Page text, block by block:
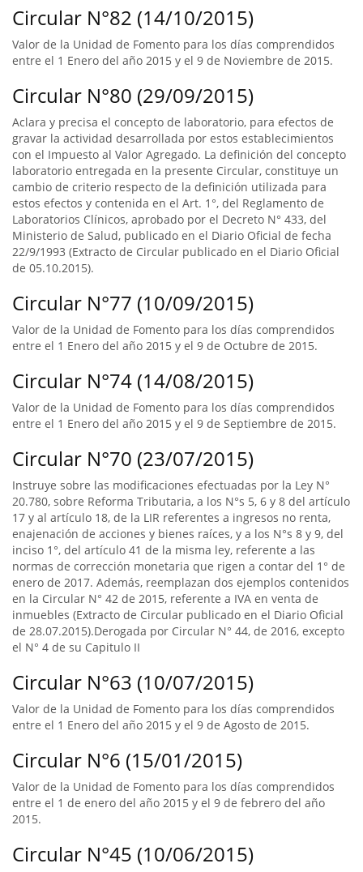
Circular N°82 (14/10/2015)
Valor de la Unidad de Fomento para los días comprendidos
entre el 1 Enero del año 2015 y el 9 de Noviembre de 2015.
Circular N°80 (29/09/2015)
Aclara y precisa el concepto de laboratorio, para efectos de
gravar la actividad desarrollada por estos establecimientos
con el Impuesto al Valor Agregado. La definición del concepto
laboratorio entregada en la presente Circular, constituye un
cambio de criterio respecto de la definición utilizada para
estos efectos y contenida en el Art. 1°, del Reglamento de
Laboratorios Clínicos, aprobado por el Decreto N° 433, del
Ministerio de Salud, publicado en el Diario Oficial de fecha
22/9/1993 (Extracto de Circular publicado en el Diario Oficial
de 05.10.2015).
Circular N°77 (10/09/2015)
Valor de la Unidad de Fomento para los días comprendidos
entre el 1 Enero del año 2015 y el 9 de Octubre de 2015.
Circular N°74 (14/08/2015)
Valor de la Unidad de Fomento para los días comprendidos
entre el 1 Enero del año 2015 y el 9 de Septiembre de 2015.
Circular N°70 (23/07/2015)
Instruye sobre las modificaciones efectuadas por la Ley N°
20.780, sobre Reforma Tributaria, a los N°s 5, 6 y 8 del artículo
17 y al artículo 18, de la LIR referentes a ingresos no renta,
enajenación de acciones y bienes raíces, y a los N°s 8 y 9, del
inciso 1°, del artículo 41 de la misma ley, referente a las
normas de corrección monetaria que rigen a contar del 1° de
enero de 2017. Además, reemplazan dos ejemplos contenidos
en la Circular N° 42 de 2015, referente a IVA en venta de
inmuebles (Extracto de Circular publicado en el Diario Oficial
de 28.07.2015).Derogada por Circular N° 44, de 2016, excepto
el N° 4 de su Capitulo II
Circular N°63 (10/07/2015)
Valor de la Unidad de Fomento para los días comprendidos
entre el 1 Enero del año 2015 y el 9 de Agosto de 2015.
Circular N°6 (15/01/2015)
Valor de la Unidad de Fomento para los días comprendidos
entre el 1 de enero del año 2015 y el 9 de febrero del año
2015.
Circular N°45 (10/06/2015)